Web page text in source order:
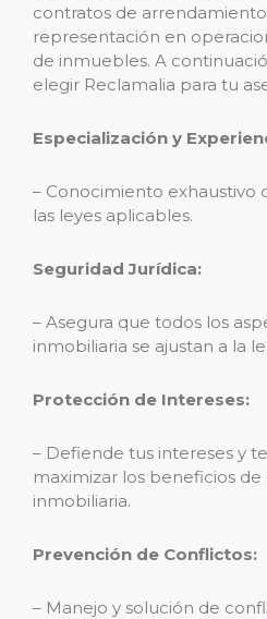
contratos de
representación en
de inmuebles. A
elegir Reclamalia para tu
Especialización y
– Conocimiento exhaustivo
las leyes aplicables.
Seguridad Jurídica:
– Asegura que todos los
inmobiliaria se ajustan a la
Protección de Intereses:
– Defiende tus intereses y
maximizar los beneficios
inmobiliaria.
Prevención de Conflictos:
– Manejo y solución de